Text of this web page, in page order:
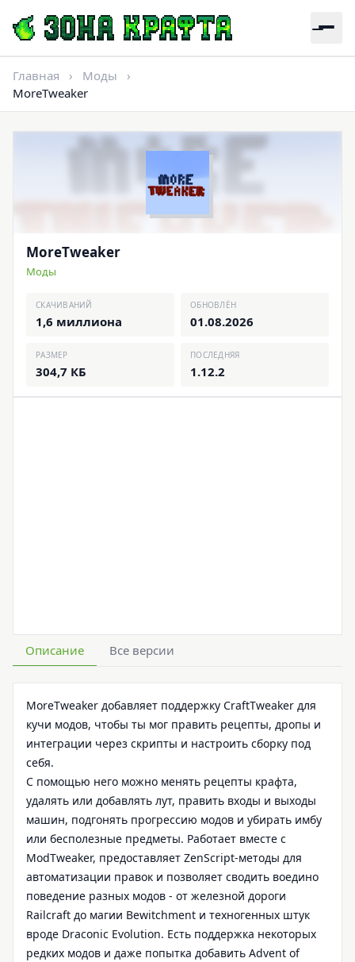
Главная › Моды
›
MoreTweaker
Описание Все версии
MoreTweaker добавляет поддержку CraftTweaker для
кучи модов, чтобы ты мог править рецепты, дропы и
интеграции через скрипты и настроить сборку под
себя.
С помощью него можно менять рецепты крафта,
удалять или добавлять лут, править входы и выходы
машин, подгонять прогрессию модов и убирать имбу
или бесполезные предметы. Работает вместе с
ModTweaker, предоставляет ZenScript-методы для
автоматизации правок и позволяет сводить воедино
поведение разных модов - от железной дороги
Railcraft до магии Bewitchment и техногенных штук
вроде Draconic Evolution. Есть поддержка некоторых
редких модов и даже попытка добавить Advent of
MoreTweaker
Моды
СКАЧИВАНИЙ
1,6 миллиона
ОБНОВЛЁН
01.08.2026
РАЗМЕР
304,7 КБ
ПОСЛЕДНЯЯ
1.12.2